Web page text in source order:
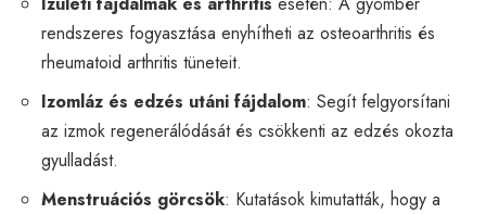
rendszeres fogyasztása enyhítheti az osteoarthritis és
rheumatoid arthritis tüneteit.
Izomláz és edzés utáni fájdalom: Segít felgyorsítani
az izmok regenerálódását és csökkenti az edzés okozta
gyulladást.
Menstruációs görcsök: Kutatások kimutatták, hogy a